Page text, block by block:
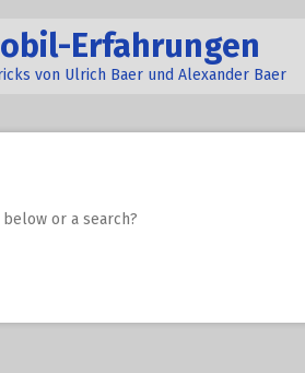
Erfahrungen
von Ulrich Baer und Alexander Baer
or a search?